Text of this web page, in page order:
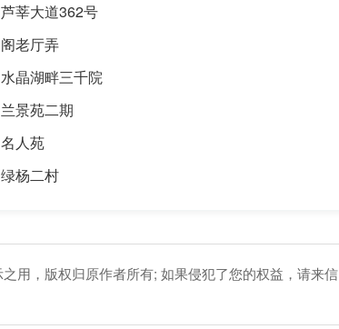
芦莘大道362号
阁老厅弄
水晶湖畔三千院
兰景苑二期
名人苑
绿杨二村
用，版权归原作者所有; 如果侵犯了您的权益，请来信